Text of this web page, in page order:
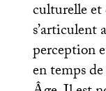
culturelle et
s’articulent
perception
en temps